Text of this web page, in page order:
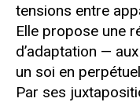
tensions entre
Elle propose une
d’adaptation —
un soi en
Par ses